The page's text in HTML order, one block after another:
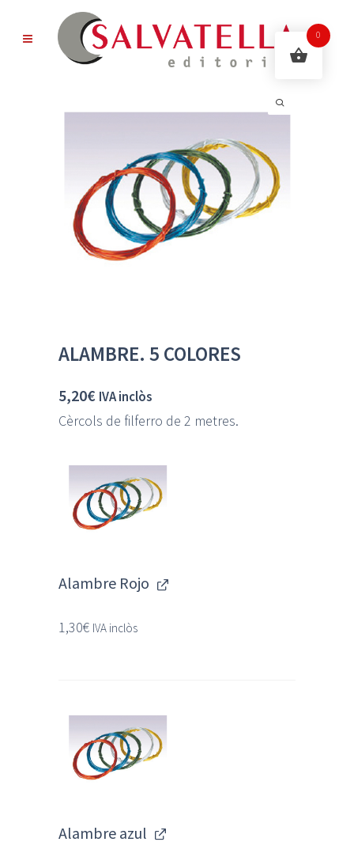
ALAMBRE. 5 COLORES
5,20€ IVA inclòs
Cèrcols de filferro de 2 metres.
Alambre Rojo
1,30€ IVA inclòs
Alambre azul
0